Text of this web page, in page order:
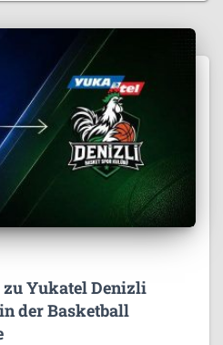
Yukatel Denizli
der Basketball